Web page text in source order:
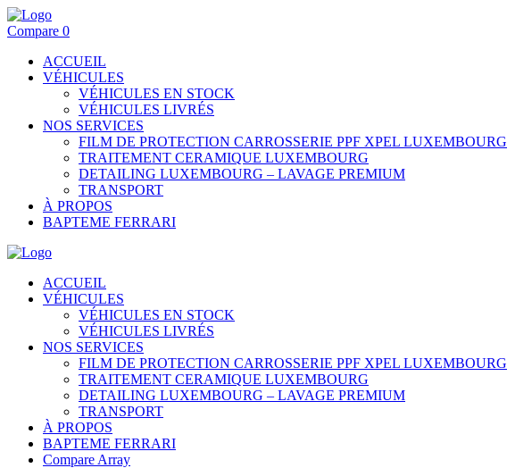
Compare 0
ACCUEIL
VÉHICULES
VÉHICULES EN STOCK
VÉHICULES LIVRÉS
NOS SERVICES
FILM DE PROTECTION CARROSSERIE PPF XPEL LUXEMBOURG
TRAITEMENT CERAMIQUE LUXEMBOURG
DETAILING LUXEMBOURG – LAVAGE PREMIUM
TRANSPORT
À PROPOS
BAPTEME FERRARI
ACCUEIL
VÉHICULES
VÉHICULES EN STOCK
VÉHICULES LIVRÉS
NOS SERVICES
FILM DE PROTECTION CARROSSERIE PPF XPEL LUXEMBOURG
TRAITEMENT CERAMIQUE LUXEMBOURG
DETAILING LUXEMBOURG – LAVAGE PREMIUM
TRANSPORT
À PROPOS
BAPTEME FERRARI
Compare Array